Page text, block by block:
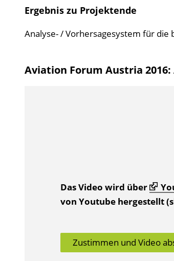
Ergebnis zu Projektende
Analyse- / Vorhersagesystem für
Aviation Forum Austria 2016:
Das Video wird über
von Youtube hergestellt
Zustimmen und Video